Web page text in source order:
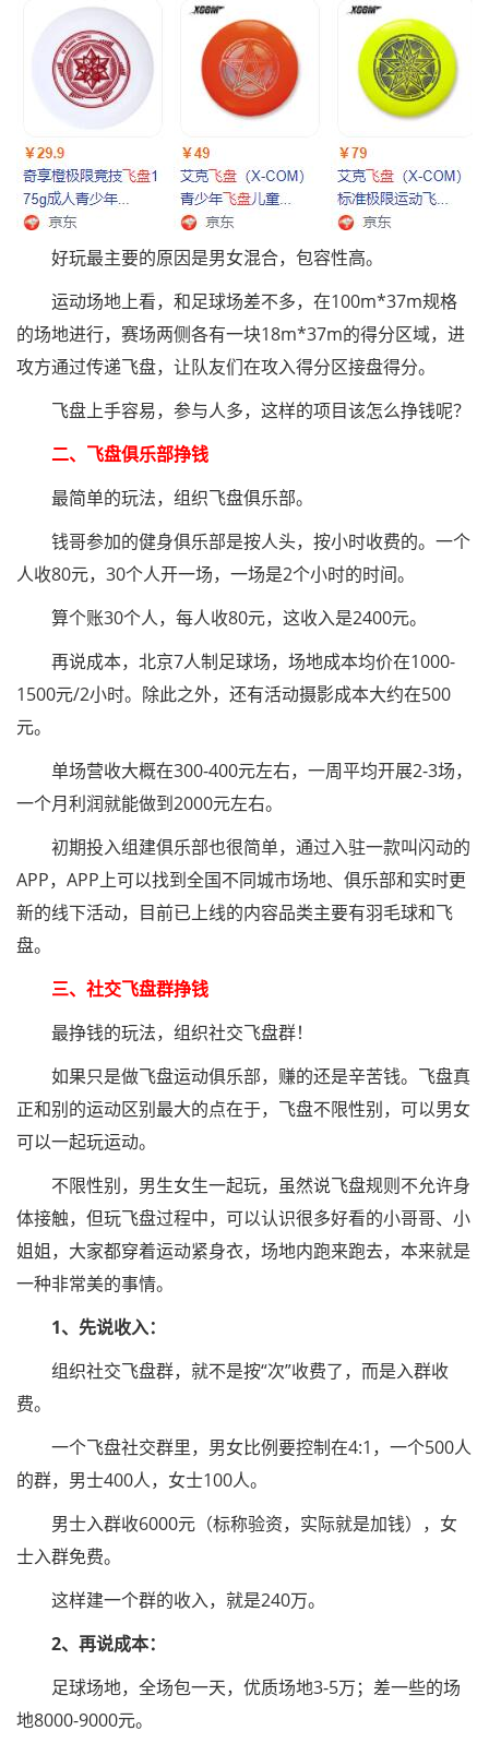
好玩最主要的原因是男女混合，包容性高。
运动场地上看，和足球场差不多，在100m*37m规格
的场地进行，赛场两侧各有一块18m*37m的得分区域，进
攻方通过传递飞盘，让队友们在攻入得分区接盘得分。
飞盘上手容易，参与人多，这样的项目该怎么挣钱呢？
二、飞盘俱乐部挣钱
最简单的玩法，组织飞盘俱乐部。
钱哥参加的健身俱乐部是按人头，按小时收费的。一个
人收80元，30个人开一场，一场是2个小时的时间。
算个账30个人，每人收80元，这收入是2400元。
再说成本，北京7人制足球场，场地成本均价在1000-
1500元/2小时。除此之外，还有活动摄影成本大约在500
元。
单场营收大概在300-400元左右，一周平均开展2-3场，
一个月利润就能做到2000元左右。
初期投入组建俱乐部也很简单，通过入驻一款叫闪动的
APP，APP上可以找到全国不同城市场地、俱乐部和实时更
新的线下活动，目前已上线的内容品类主要有羽毛球和飞
盘。
三、社交飞盘群挣钱
最挣钱的玩法，组织社交飞盘群！
如果只是做飞盘运动俱乐部，赚的还是辛苦钱。飞盘真
正和别的运动区别最大的点在于，飞盘不限性别，可以男女
可以一起玩运动。
不限性别，男生女生一起玩，虽然说飞盘规则不允许身
体接触，但玩飞盘过程中，可以认识很多好看的小哥哥、小
姐姐，大家都穿着运动紧身衣，场地内跑来跑去，本来就是
一种非常美的事情。
1、先说收入：
组织社交飞盘群，就不是按“次”收费了，而是入群收
费。
一个飞盘社交群里，男女比例要控制在4:1，一个500人
的群，男士400人，女士100人。
男士入群收6000元（标称验资，实际就是加钱），女
士入群免费。
这样建一个群的收入，就是240万。
2、再说成本：
足球场地，全场包一天，优质场地3-5万；差一些的场
地8000-9000元。